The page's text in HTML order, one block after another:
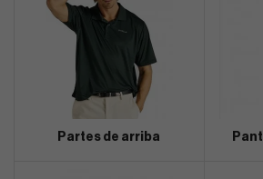
Partes de arriba